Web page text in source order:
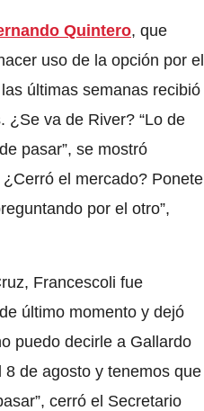
Quintero, que
uso de la opción por el
últimas semanas recibió
¿Se va de River? “Lo de
pasar”, se mostró
el mercado? Ponete
por el otro”,
Francescoli fue
último momento y dejó
puedo decirle a Gallardo
de agosto y tenemos que
, cerró el Secretario